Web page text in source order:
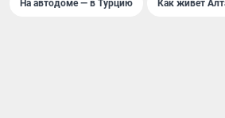
На автодоме — в Турцию Как живет